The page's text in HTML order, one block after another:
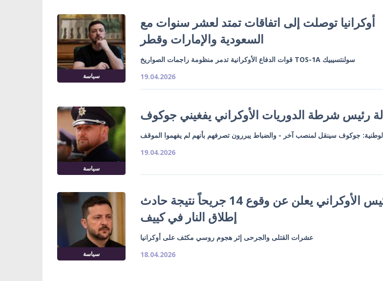
سياسة
أوكرانيا توصلت إلى اتفاقات تمتد لعشر سنوات مع
السعودية والإمارات وقطر
قوات الدفاع الأوكرانية تدمر منظومة راجمات الصواريخ TOS-1A سولنتسيبيك
19.04.2026
سياسة
رئيس شرطة الدوريات الأوكراني يفغيني جوكوف
جوكوف سينقل لمنصب آخر - والضباط يبررون تصرفهم بأنهم لم يفهموا الموقف
19.04.2026
سياسة
الرئيس الأوكراني يعلن عن وقوع 14 جريحاً نتيجة حادث
إطلاق النار في كييف
عشرات القتلى والجرحى إثر هجوم روسي مكثف على أوكرانيا
18.04.2026